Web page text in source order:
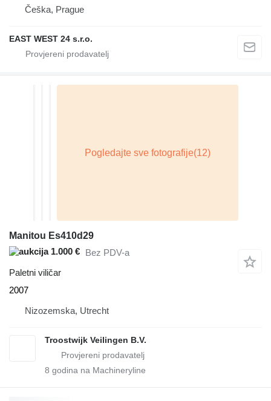
Češka, Prague
EAST WEST 24 s.r.o.
Manitou Es410d29
1.000 € Bez PDV-a
Paletni viličar
2007
Nizozemska, Utrecht
Troostwijk Veilingen B.V.
8 godina na Machineryline